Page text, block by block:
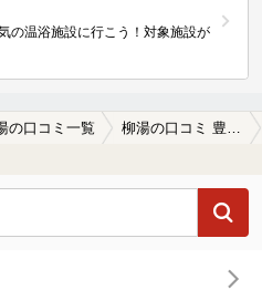
の温浴施設に行こう！対象施設が
の口コミ一覧